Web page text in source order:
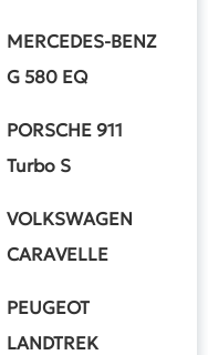
MERCEDES-BENZ
G 580 EQ
PORSCHE 911
Turbo S
VOLKSWAGEN
CARAVELLE
PEUGEOT
LANDTREK